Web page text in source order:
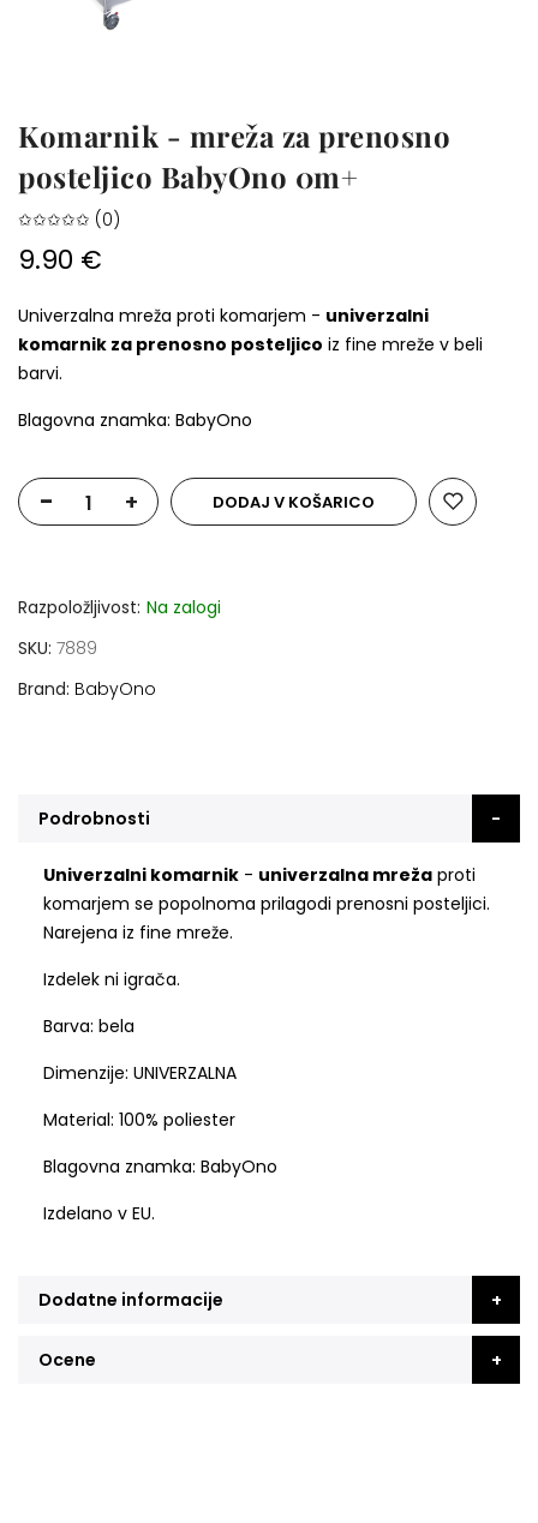
Komarnik - mreža za prenosno
posteljico BabyOno 0m+
✩✩✩✩✩ (0)
9.90 €
Univerzalna mreža proti komarjem - univerzalni
komarnik za prenosno posteljico iz fine mreže v beli
barvi.
Blagovna znamka: BabyOno
- + DODAJ V KOŠARICO
Razpoložljivost: Na zalogi
SKU 7889
Brand BabyOno
Podrobnosti
Univerzalni komarnik- univerzalna mrežaproti
komarjem se popolnoma prilagodi prenosni posteljici.
Narejena iz fine mreže.
Izdelek ni igrača.
Barva: bela
Dimenzije: UNIVERZALNA
Material: 100% poliester
Blagovna znamka: BabyOno
Izdelano v EU.
Dodatne informacije
Ocene